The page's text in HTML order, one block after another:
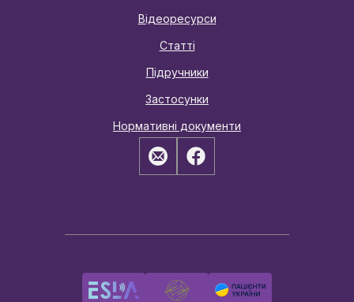
Відеоресурси
Статті
Підручники
Застосунки
Нормативні документи